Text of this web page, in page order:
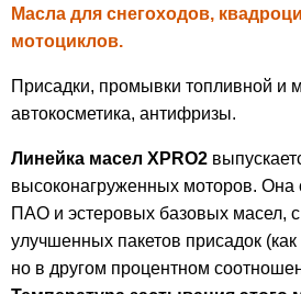
Масла для снегоходов,
мотоциклов.
Присадки, промывки топливной и
автокосметика, антифризы.
Линейка масел XPRO2
высоконагруженных моторов. Она
ПАО и эстеровых базовых масел,
улучшенных пакетов присадок
но в другом процентном